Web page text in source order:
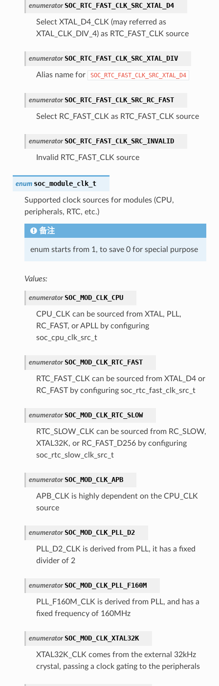
enumerator SOC_RTC_FAST_CLK_SRC_XTAL_D4
Select XTAL_D4_CLK (may referred as
XTAL_CLK_DIV_4) as RTC_FAST_CLK source
enumerator SOC_RTC_FAST_CLK_SRC_XTAL_DIV
Alias name for SOC_RTC_FAST_CLK_SRC_XTAL_D4
enumerator SOC_RTC_FAST_CLK_SRC_RC_FAST
Select RC_FAST_CLK as RTC_FAST_CLK source
enumerator SOC_RTC_FAST_CLK_SRC_INVALID
Invalid RTC_FAST_CLK source
enum soc_module_clk_t
Supported clock sources for modules (CPU,
peripherals, RTC, etc.)
备注
enum starts from 1, to save 0 for special purpose
Values:
enumerator SOC_MOD_CLK_CPU
CPU_CLK can be sourced from XTAL, PLL,
RC_FAST, or APLL by configuring
soc_cpu_clk_src_t
enumerator SOC_MOD_CLK_RTC_FAST
RTC_FAST_CLK can be sourced from XTAL_D4 or
RC_FAST by configuring soc_rtc_fast_clk_src_t
enumerator SOC_MOD_CLK_RTC_SLOW
RTC_SLOW_CLK can be sourced from RC_SLOW,
XTAL32K, or RC_FAST_D256 by configuring
soc_rtc_slow_clk_src_t
enumerator SOC_MOD_CLK_APB
APB_CLK is highly dependent on the CPU_CLK
source
enumerator SOC_MOD_CLK_PLL_D2
PLL_D2_CLK is derived from PLL, it has a fixed
divider of 2
enumerator SOC_MOD_CLK_PLL_F160M
PLL_F160M_CLK is derived from PLL, and has a
fixed frequency of 160MHz
enumerator SOC_MOD_CLK_XTAL32K
XTAL32K_CLK comes from the external 32kHz
crystal, passing a clock gating to the peripherals